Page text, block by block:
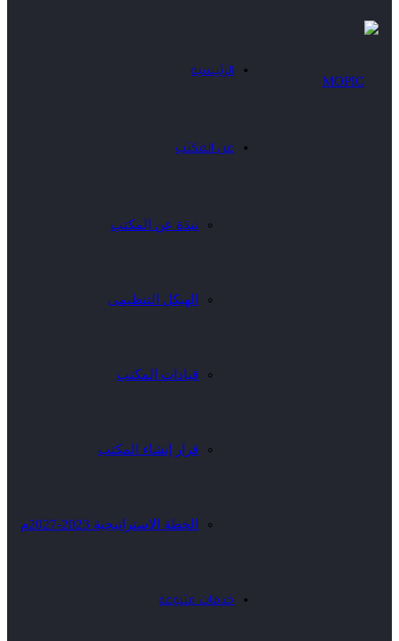
الرئيسية
عن المكتب
نبذة عن المكتب
الهيكل التنظيمى
قيادات المكتب
قرار إنشاء المكتب
الخطة الاستراتيجية 2023-2027م
خدمات متنوعة